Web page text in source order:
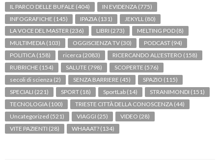
IL PARCO DELLE BUFALE (404) IN EVIDENZA (775)
INFOGRAFICHE (145) IPAZIA (131) JEKYLL (80)
LA VOCE DEL MASTER (236) LIBRI (273) MELTING POD (8)
MULTIMEDIA (103) OGGISCIENZA TV (30) PODCAST (94)
POLITICA (158) ricerca (2083) RICERCANDO ALL'ESTERO (158)
RUBRICHE (154) SALUTE (798) SCOPERTE (576)
secoli di scienza (2) SENZA BARRIERE (45) SPAZIO (115)
SPECIALI (221) SPORT (18) SportLab (14) STRANIMONDI (151)
TECNOLOGIA (100) TRIESTE CITTÀ DELLA CONOSCENZA (44)
Uncategorized (521) VIAGGI (25) VIDEO (28)
VITE PAZIENTI (28) WHAAAT? (134)